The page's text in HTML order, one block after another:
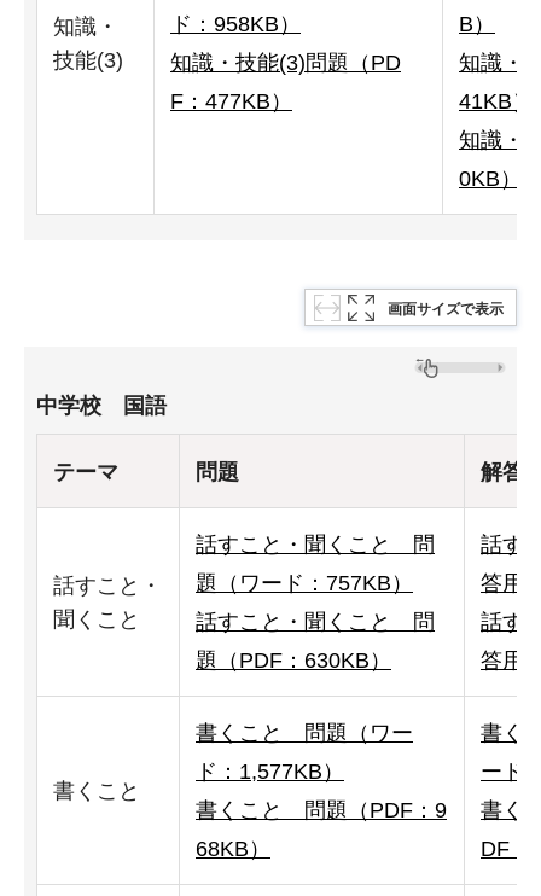
知識・
技能(3)
ド：958KB）
知識・技能(3)問題（PD
F：477KB）
B）
知識・
41KB）
知識・
0KB）
画面サイズで表示
中学校 国語
テーマ 問題 解答
話すこと・
聞くこと
話すこと・聞くこと 問
題（ワード：757KB）
話すこと・聞くこと 問
題（PDF：630KB）
話す
答用
話す
答用
書くこと
書くこと 問題（ワー
ド：1,577KB）
書くこと 問題（PDF：9
68KB）
書く
ード
書く
DF：